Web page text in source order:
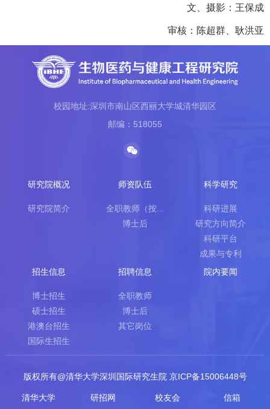
文、摄影：王保成
审核：陈超群、耿洪亚
校园地址:深圳市南山区西丽大学城清华园区
邮编：518055
研究院概况
研究院简介
师资队伍
全职教师（按...
博士后
科学研究
科研进展
研究方向简介
科研平台
成果与专利
招生信息
博士招生
硕士招生
港澳台招生
国际生招生
招聘信息
全职教师
博士后
其它岗位
院内要闻
版权所有@清华大学深圳国际研究生院 京ICP备15006448号
清华大学 研招网 校友会 信箱